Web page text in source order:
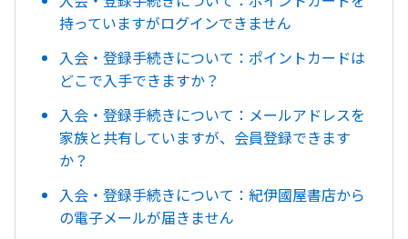
持っていますがログインできません
入会・登録手続きについて：ポイントカードは
どこで入手できますか？
入会・登録手続きについて：メールアドレスを
家族と共有していますが、会員登録できます
か？
入会・登録手続きについて：紀伊國屋書店から
の電子メールが届きません